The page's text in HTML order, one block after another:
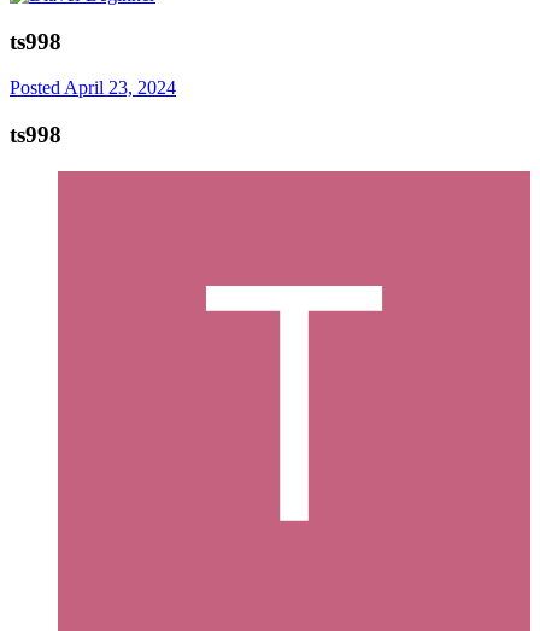
ts998
Posted April 23, 2024
ts998